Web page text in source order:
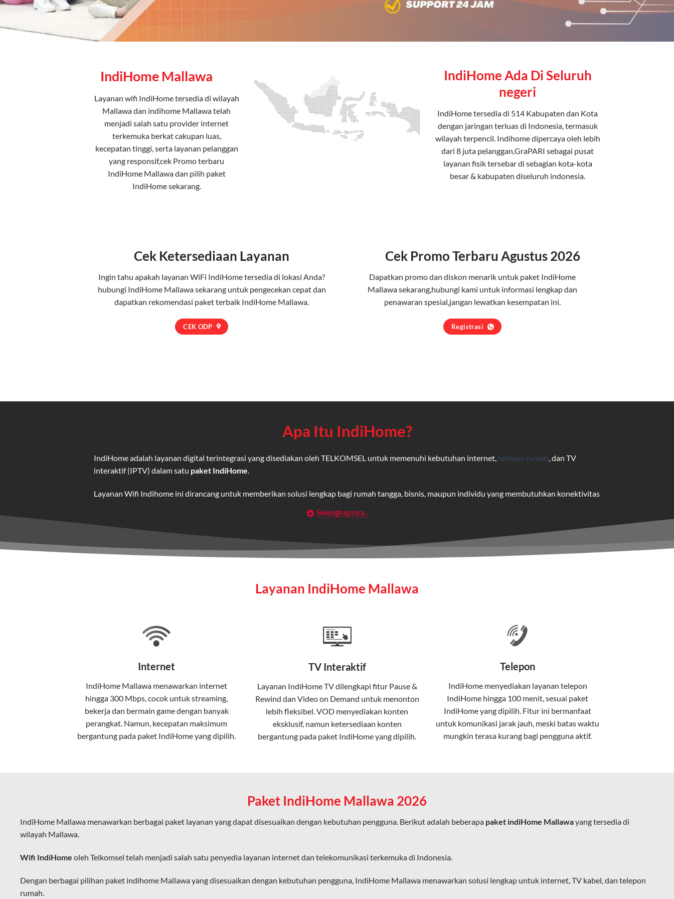
IndiHome Mallawa
Layanan wifi IndiHometersedia di wilayah
Mallawa dan indihome Mallawa telah
menjadi salah satu provider internet
terkemuka berkat cakupan luas,
kecepatan tinggi, serta layanan pelanggan
yang responsif,cek Promo terbaru
IndiHome Mallawa dan pilih paket
IndiHomesekarang.
IndiHome Ada Di Seluruh
negeri
IndiHome tersedia di 514 Kabupaten dan Kota
dengan jaringan terluas di Indonesia, termasuk
wilayah terpencil. Indihome dipercaya oleh lebih
dari 8 juta pelanggan,GraPARI sebagai pusat
layanan fisik tersebar di sebagian kota-kota
besar & kabupaten diseluruh indonesia.
Cek Ketersediaan Layanan
Ingin tahu apakah layanan WiFi IndiHome tersedia di lokasi Anda?
hubungi IndiHome Mallawa sekarang untuk pengecekan cepat dan
dapatkan rekomendasi paket terbaik IndiHome Mallawa.
CEK ODP
Cek Promo Terbaru Agustus 2026
Dapatkan promo dan diskon menarik untuk paket IndiHome
Mallawa sekarang,hubungi kami untuk informasi lengkap dan
penawaran spesial,jangan lewatkan kesempatan ini.
Registrasi
Apa Itu IndiHome?
IndiHome adalah layanan digital terintegrasi yang disediakan oleh TELKOMSEL untuk memenuhi kebutuhan internet, telepon rumah , dan TV
interaktif (IPTV) dalam satu paket IndiHome
Layanan Wifi Indihome ini dirancang untuk memberikan solusi lengkap bagi rumah tangga, bisnis, maupun individu yang membutuhkan konektivitas
Wifi IndiHome adalah layananinternetberbasis fiber optic yang disediakan oleh Telkom Indonesia untuk pengguna rumah dan bisnis.
Teknologi di Balik WiFi IndiHome
pelanggan. Teknologi ini memiliki beberapa keunggulan:
Kecepatan Tinggi
Serat optik mampu mentransmisikan data dalam kecepatan tinggi hingga 1 Gbps, lebih cepat dibandingkan kabel tembaga atau DSL.
Koneksi Stabil
melalui perangkat router WiFi.
Selengkapnya..
Layanan IndiHome Mallawa
Internet
IndiHome Mallawa menawarkan internet
hingga 300 Mbps, cocok untuk streaming,
bekerja dan bermain game dengan banyak
perangkat. Namun, kecepatan maksimum
bergantung pada paket IndiHome yang dipilih.
TV Interaktif
Layanan IndiHome TVdilengkapi fitur Pause &
Rewind dan Video on Demand untuk menonton
lebih fleksibel. VOD menyediakan konten
eksklusif, namun ketersediaan konten
bergantung pada paket IndiHome yang dipilih.
Telepon
IndiHome menyediakan layanan telepon
IndiHome hingga 100 menit, sesuai paket
IndiHome yang dipilih. Fitur ini bermanfaat
untuk komunikasi jarak jauh, meski batas waktu
mungkin terasa kurang bagi pengguna aktif.
Paket IndiHome Mallawa 2026
IndiHome Mallawa menawarkan berbagai paket layanan yang dapat disesuaikan dengan kebutuhan pengguna. Berikut adalah beberapa paket indiHome Mallawayang tersedia di
wilayah Mallawa.
Wifi IndiHome oleh Telkomsel telah menjadi salah satu penyedia layanan internet dan telekomunikasi terkemuka di Indonesia.
Dengan berbagai pilihan paket indihome Mallawa yang disesuaikan dengan kebutuhan pengguna, IndiHome Mallawa menawarkan solusi lengkap untuk internet, TV kabel, dan telepon
rumah.